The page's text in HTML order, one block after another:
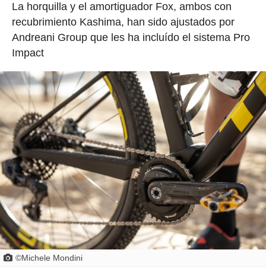
La horquilla y el amortiguador Fox, ambos con
recubrimiento Kashima, han sido ajustados por
Andreani Group que les ha incluído el sistema Pro
Impact
©Michele Mondini